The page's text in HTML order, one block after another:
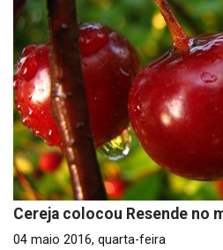
Cereja colocou Resende no
04 maio 2016, quarta-feira